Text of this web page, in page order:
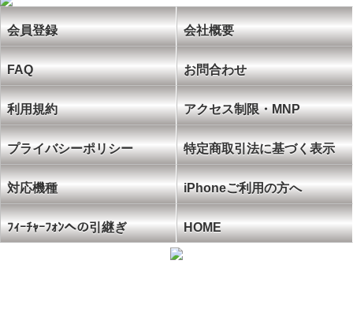
会員登録 会社概要
FAQ お問合わせ
利用規約 アクセス制限・MNP
プライバシーポリシー 特定商取引法に基づく表示
対応機種 iPhoneご利用の方へ
ﾌｨｰﾁｬｰﾌｫﾝへの引継ぎ HOME